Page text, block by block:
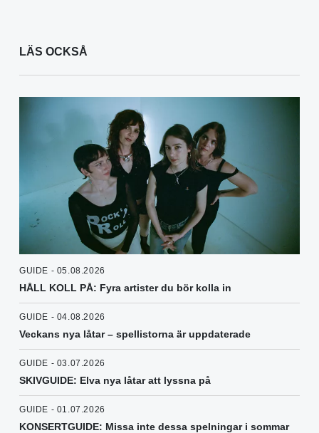
LÄS OCKSÅ
GUIDE - 05.08.2026
HÅLL KOLL PÅ: Fyra artister du bör kolla in
GUIDE - 04.08.2026
Veckans nya låtar – spellistorna är uppdaterade
GUIDE - 03.07.2026
SKIVGUIDE: Elva nya låtar att lyssna på
GUIDE - 01.07.2026
KONSERTGUIDE: Missa inte dessa spelningar i sommar